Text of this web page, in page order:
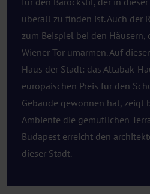
überall zu finden ist. Auch der
zum Beispiel bei den Häusern,
Wiener Tor umarmen. Auf
Haus der Stadt: das Altabak-
europäischen Preis für den
Gebäude gewonnen hat, zeigt
Ambiente die gemütlichen
Budapest erreicht den
dieser Stadt.